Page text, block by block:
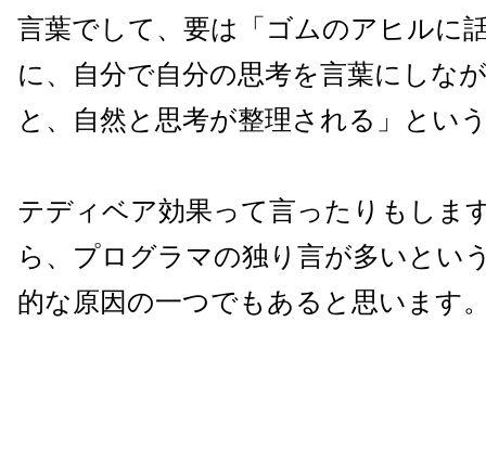
言葉でして、要は「ゴムのアヒルに
に、自分で自分の思考を言葉にしな
と、自然と思考が整理される」とい
テディベア効果って言ったりもしま
ら、プログラマの独り言が多いとい
的な原因の一つでもあると思います